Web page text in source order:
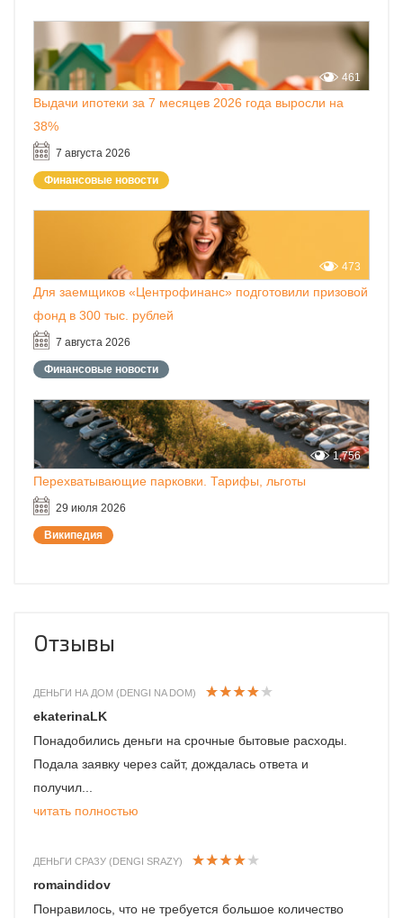
Выдачи ипотеки за 7 месяцев 2026 года выросли на
38%
7 августа 2026
461
Финансовые новости
Для заемщиков «Центрофинанс» подготовили призовой
фонд в 300 тыс. рублей
7 августа 2026
473
Финансовые новости
Перехватывающие парковки. Тарифы, льготы
29 июля 2026
1,756
Википедия
Отзывы
ДЕНЬГИ НА ДОМ (DENGI NA DOM)
ekaterinaLK
Понадобились деньги на срочные бытовые расходы.
Подала заявку через сайт, дождалась ответа и
получил...
читать полностью
ДЕНЬГИ СРАЗУ (DENGI SRAZY)
romaindidov
Понравилось, что не требуется большое количество